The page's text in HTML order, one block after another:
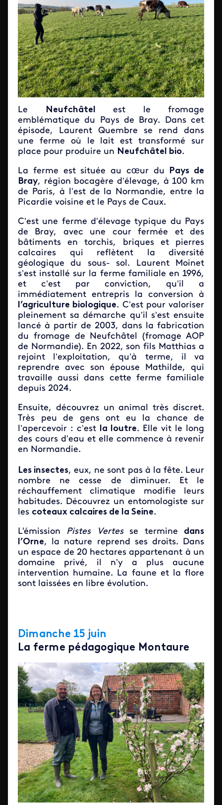
Le Neufchâtel est le fromage
emblématique du Pays de Bray. Dans cet
épisode, Laurent Quembre se rend dans
une ferme où le lait est transformé sur
place pour produire un Neufchâtel bio.
La ferme est située au cœur du Pays de
Bray, région bocagère d’élevage, à 100 km
de Paris, à l’est de la Normandie, entre la
Picardie voisine et le Pays de Caux.
C’est une ferme d’élevage typique du Pays
de Bray, avec une cour fermée et des
bâtiments en torchis, briques et pierres
calcaires qui reflètent la diversité
géologique du sous- sol. Laurent Moinet
s’est installé sur la ferme familiale en 1996,
et c’est par conviction, qu’il a
immédiatement entrepris la conversion à
l’agriculture biologique. C’est pour valoriser
pleinement sa démarche qu’il s’est ensuite
lancé à partir de 2003, dans la fabrication
du fromage de Neufchâtel (fromage AOP
de Normandie). En 2022, son fils Matthias a
rejoint l’exploitation, qu’à terme, il va
reprendre avec son épouse Mathilde, qui
travaille aussi dans cette ferme familiale
depuis 2024.
Ensuite, découvrez un animal très discret.
Très peu de gens ont eu la chance de
l’apercevoir : c’est la loutre. Elle vit le long
des cours d’eau et elle commence à revenir
en Normandie.
Les insectes, eux, ne sont pas à la fête. Leur
nombre ne cesse de diminuer. Et le
réchauffement climatique modifie leurs
habitudes. Découvrez un entomologiste sur
les coteaux calcaires de la Seine.
L'émission Pistes Vertesse termine dans
l’Orne, la nature reprend ses droits. Dans
un espace de 20 hectares appartenant à un
domaine privé, il n’y a plus aucune
intervention humaine. La faune et la flore
sont laissées en libre évolution.
Dimanche 15 juin
La ferme pédagogique Montaure